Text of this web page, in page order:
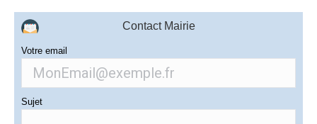
Contact Mairie
Votre email
Sujet